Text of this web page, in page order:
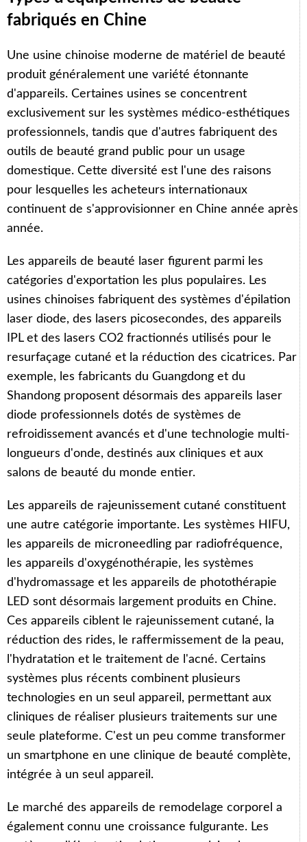
fabriqués en Chine
Une usine chinoise moderne de matériel de beauté
produit généralement une variété étonnante
d'appareils. Certaines usines se concentrent
exclusivement sur les systèmes médico-esthétiques
professionnels, tandis que d'autres fabriquent des
outils de beauté grand public pour un usage
domestique. Cette diversité est l'une des raisons
pour lesquelles les acheteurs internationaux
continuent de s'approvisionner en Chine année après
année.
Les appareils de beauté laser figurent parmi les
catégories d'exportation les plus populaires. Les
usines chinoises fabriquent des systèmes d'épilation
laser diode, des lasers picosecondes, des appareils
IPL et des lasers CO2 fractionnés utilisés pour le
resurfaçage cutané et la réduction des cicatrices. Par
exemple, les fabricants du Guangdong et du
Shandong proposent désormais des appareils laser
diode professionnels dotés de systèmes de
refroidissement avancés et d'une technologie multi-
longueurs d'onde, destinés aux cliniques et aux
salons de beauté du monde entier.
Les appareils de rajeunissement cutané constituent
une autre catégorie importante. Les systèmes HIFU,
les appareils de microneedling par radiofréquence,
les appareils d'oxygénothérapie, les systèmes
d'hydromassage et les appareils de photothérapie
LED sont désormais largement produits en Chine.
Ces appareils ciblent le rajeunissement cutané, la
réduction des rides, le raffermissement de la peau,
l'hydratation et le traitement de l'acné. Certains
systèmes plus récents combinent plusieurs
technologies en un seul appareil, permettant aux
cliniques de réaliser plusieurs traitements sur une
seule plateforme. C'est un peu comme transformer
un smartphone en une clinique de beauté complète,
intégrée à un seul appareil.
Le marché des appareils de remodelage corporel a
également connu une croissance fulgurante. Les